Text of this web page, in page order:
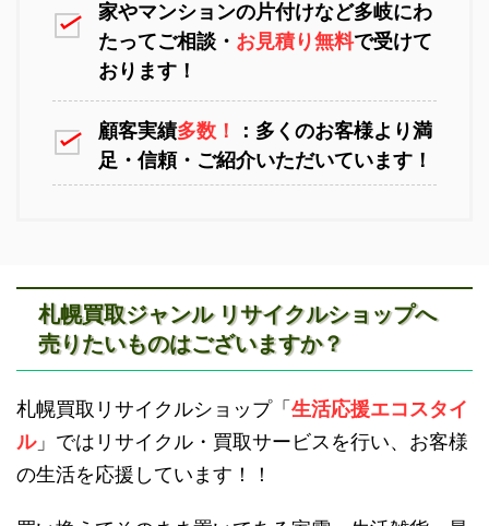
苫小牧不用品回収 室蘭不用品回収
新十津川不用品回収
家やマンションの片付けなど多岐にわ
たってご相談・ お見積り無料で受けて
おります！
顧客実績多数！
：多くのお客様より満
足・信頼・ご紹介いただいています！
札幌買取ジャンル リサイクルショップへ
売りたいものはございますか？
札幌買取リサイクルショップ「 生活応援エコスタイ
ル」ではリサイクル・買取サービスを行い、お客様
の生活を応援しています！！